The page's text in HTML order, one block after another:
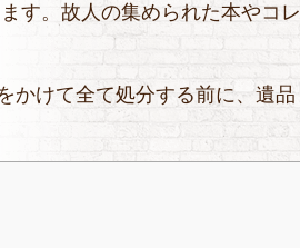
す。故人の集められた本やコレ
かけて全て処分する前に、遺品